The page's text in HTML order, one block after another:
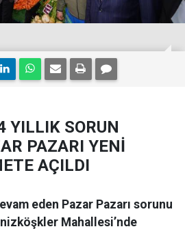
YILLIK SORUN
PAZARI YENİ
AÇILDI
eden Pazar Pazarı sorunu
Mahallesi’nde